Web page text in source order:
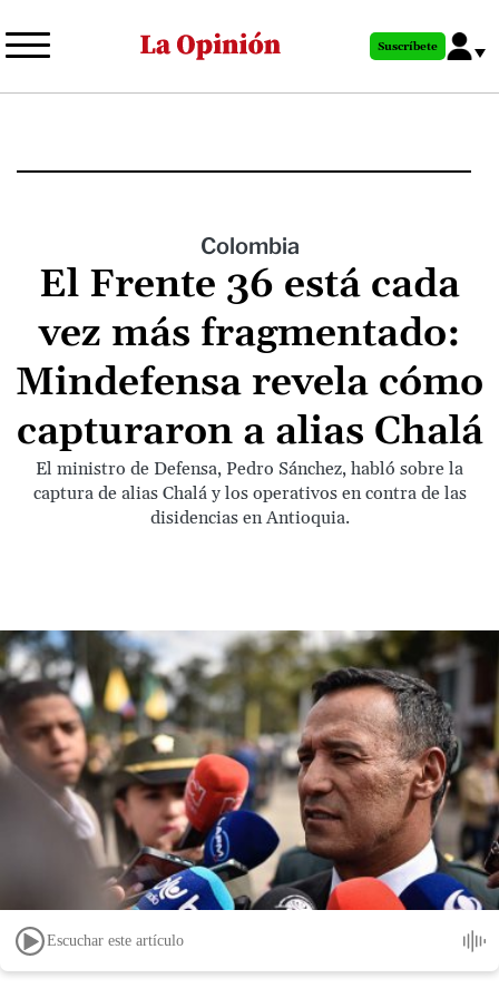
al
principal
Suscríbete
Colombia
El Frente 36 está cada
vez más fragmentado:
Mindefensa revela cómo
capturaron a alias Chalá
El ministro de Defensa, Pedro Sánchez, habló sobre la
captura de alias Chalá y los operativos en contra de las
disidencias en Antioquia.
Escuchar este artículo